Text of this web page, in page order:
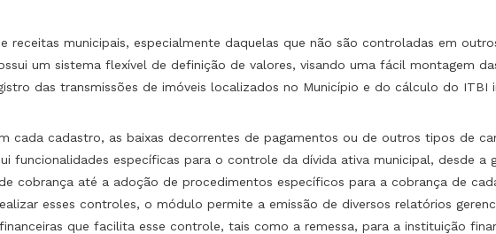
municipais, especialmente daquelas que não são controladas em
um sistema flexível de definição de valores, visando uma fácil montagem
das transmissões de imóveis localizados no Município e do cálculo do ITBI
cada cadastro, as baixas decorrentes de pagamentos ou de outros tipos de
funcionalidades específicas para o controle da dívida ativa municipal, desde a
cobrança até a adoção de procedimentos específicos para a cobrança de
esses controles, o módulo permite a emissão de diversos relatórios
que facilita esse controle, tais como a remessa, para a instituição